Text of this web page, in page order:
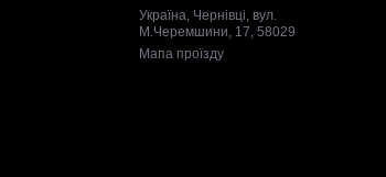
Україна, Чернівці, вул.
М.Черемшини, 17, 58029
Мапа проїзду